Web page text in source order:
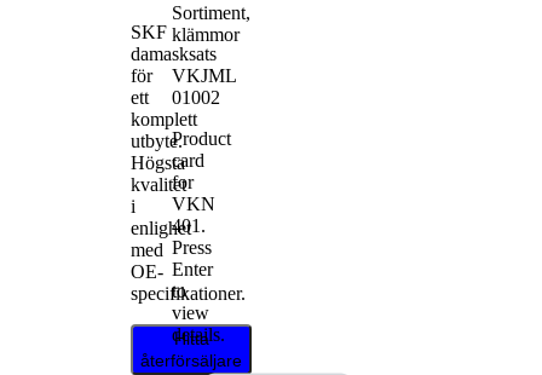
SKF
damasksats
för
ett
komplett
utbyte.
Högsta
kvalitet
i
enlighet
med
OE-
specifikationer.
Hitta
återförsäljare
Sortiment,
klämmor
VKJML
01002
Product
card
for
VKN
401 .
Press
Enter
to
view
details.